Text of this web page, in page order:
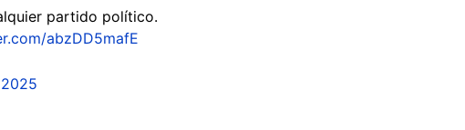
partido político.
abzDD5mafE